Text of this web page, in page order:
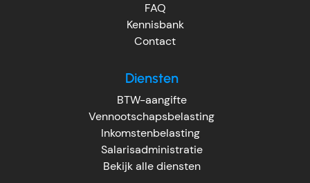
FAQ
Kennisbank
Contact
Diensten
BTW-aangifte
Vennootschapsbelasting
Inkomstenbelasting
Salarisadministratie
Bekijk alle diensten